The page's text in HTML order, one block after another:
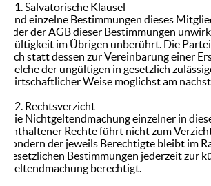
7.1. Salvatorische Klausel
Sind einzelne Bestimmungen dieses
oder der AGB dieser Bestimmungen
Gültigkeit im Übrigen unberührt. Die
sich statt dessen zur Vereinbarung einer
welche der ungültigen in gesetzlich
wirtschaftlicher Weise möglichst am
7.2. Rechtsverzicht
Die Nichtgeltendmachung einzelner in
enthaltener Rechte führt nicht zum
sondern der jeweils Berechtigte bleibt im
gesetzlichen Bestimmungen jederzeit zur
Geltendmachung berechtigt.